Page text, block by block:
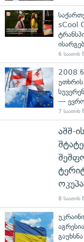
sCool
6 საათის
2008
—
7 საათის
აშშ-
8 საათის